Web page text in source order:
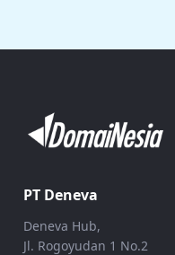
PT Deneva
Deneva Hub,
Jl. Rogoyudan 1 No.2